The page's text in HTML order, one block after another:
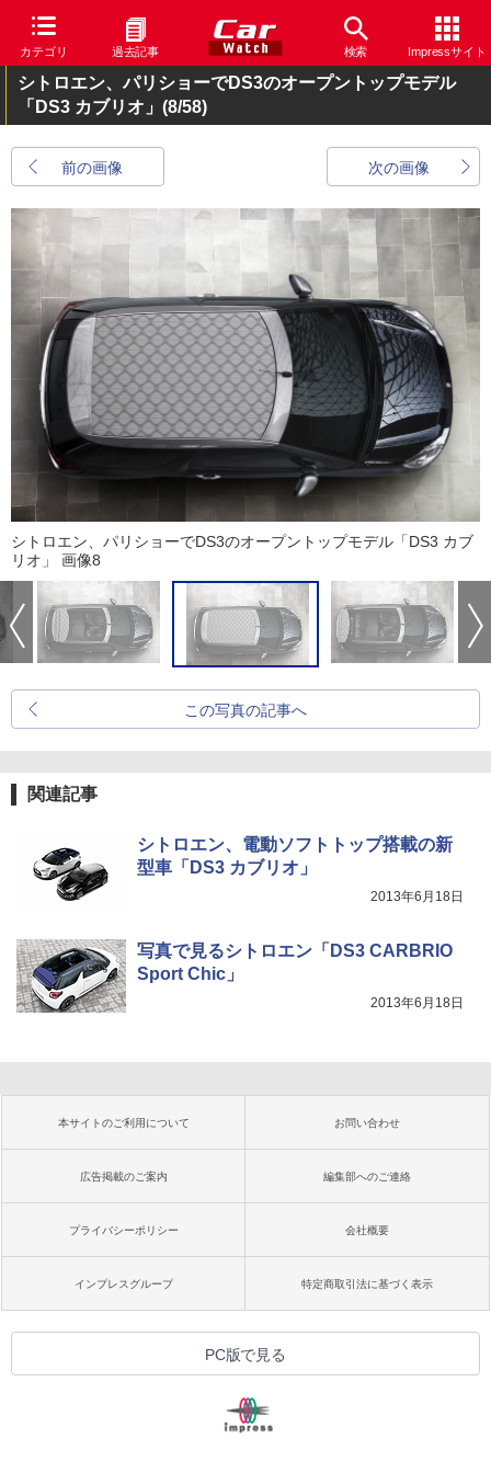
カテゴリ 過去記事 検索 Impressサイト
シトロエン、パリショーでDS3のオープントップモデル
「DS3 カブリオ」 (8/58)
前の画像 次の画像
シトロエン、パリショーでDS3のオープントップモデル「DS3 カブ
リオ」 画像8
この写真の記事へ
関連記事
シトロエン、電動ソフトトップ搭載の新
型車「DS3 カブリオ」
2013年6月18日
写真で見るシトロエン「DS3 CARBRIO
Sport Chic」
2013年6月18日
本サイトのご利用について お問い合わせ
広告掲載のご案内 編集部へのご連絡
プライバシーポリシー 会社概要
インプレスグループ 特定商取引法に基づく表示
PC版で見る